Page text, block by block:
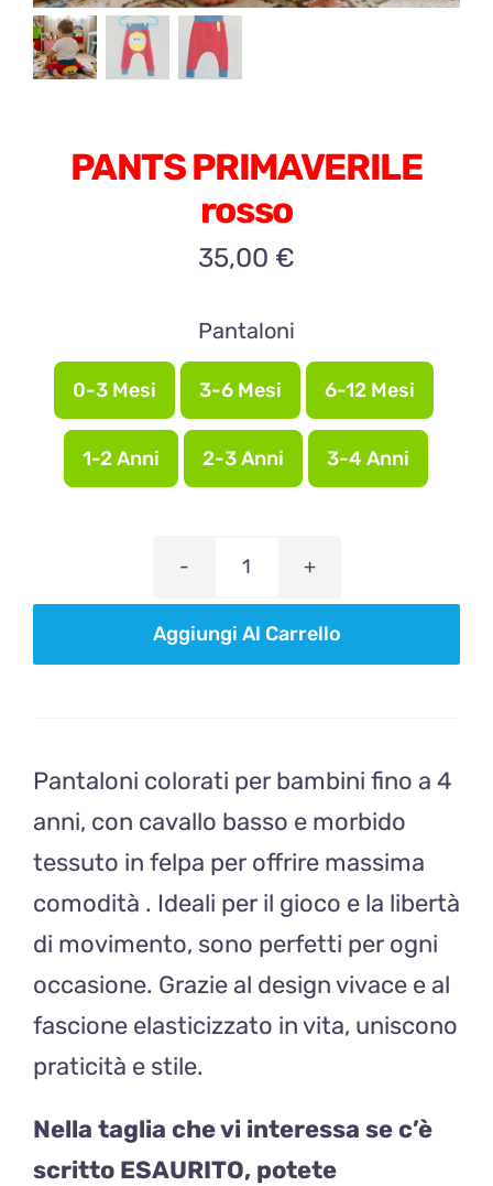
PANTS PRIMAVERILE
rosso
35,00 €
Pantaloni
0-3 Mesi 3-6 Mesi 6-12 Mesi
1-2 Anni 2-3 Anni 3-4 Anni
rosso
Aggiungi Al Carrello
Pantaloni colorati per bambini fino a 4
anni, con cavallo basso e morbido
tessuto in felpa per offrire massima
comodità . Ideali per il gioco e la libertà
di movimento, sono perfetti per ogni
occasione. Grazie al design vivace e al
fascione elasticizzato in vita, uniscono
praticità e stile.
Nella taglia che vi interessa se c’è
scritto ESAURITO, potete